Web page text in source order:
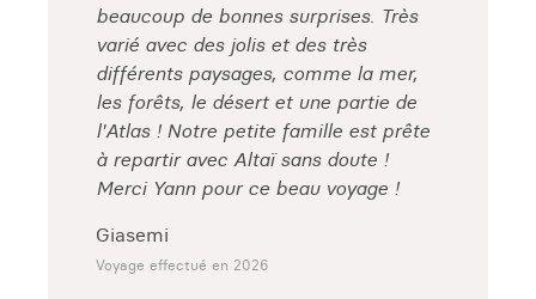
beaucoup de bonnes surprises. Très
varié avec des jolis et des très
différents paysages, comme la mer,
les forêts, le désert et une partie de
l'Atlas ! Notre petite famille est prête
à repartir avec Altaï sans doute !
Merci Yann pour ce beau voyage !
Giasemi
Voyage effectué en 2026